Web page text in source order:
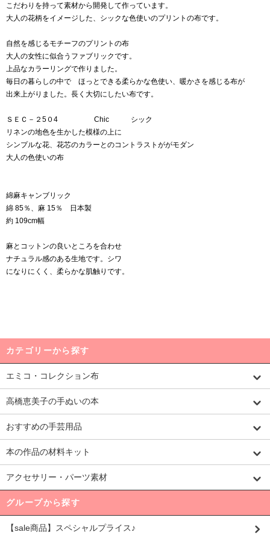
こだわりを持って素材から開発して作っています。
大人の花柄をイメージした、シックな色使いのプリントの布です。
自然を感じるモチーフのプリントの布
大人の女性に似合うファブリックです。
上品なカラーリングで作りました。
毎日の暮らしの中で ほっとできる柔らかな色使い、暖かさを感じる布が
出来上がりました。長く大切にしたい布です。
ＳＥＣ－２5０4 Chic シック
リネンの地色を生かした模様の上に
シンプルな花、花芯のカラーとのコントラストががモダン
大人の色使いの布
綿麻キャンブリック
綿 85％、麻 15％ 日本製
約 109cm幅
麻とコットンの良いところを合わせ
ナチュラル感のある生地です。シワ
になりにくく、柔らかな肌触りです。
カテゴリーから探す
エミコ・コレクション布
高橋恵美子の手ぬいの本
おすすめの手芸用品
本の作品の材料キット
アクセサリー・パーツ素材
グループから探す
【sale商品】スペシャルプライス♪